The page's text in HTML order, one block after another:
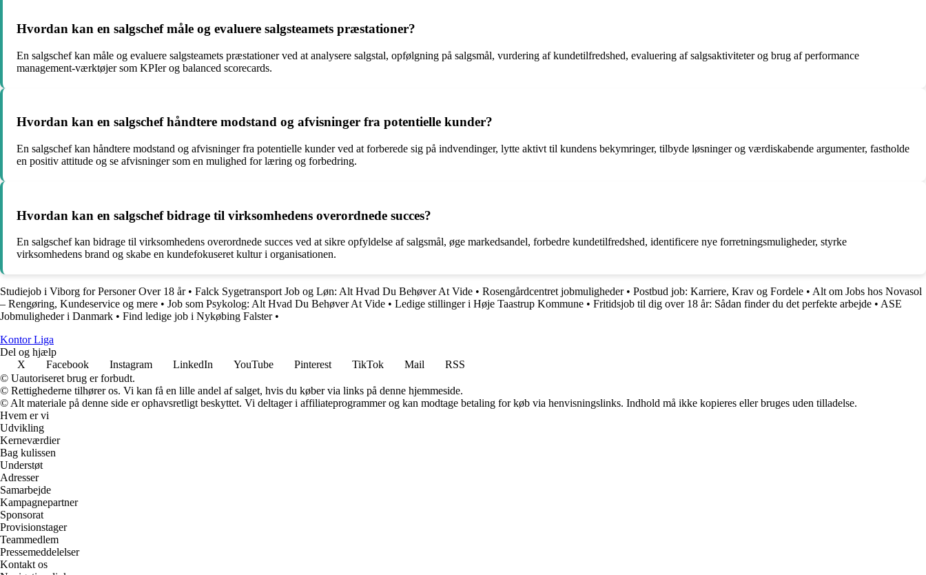
Hvordan kan en salgschef måle og evaluere salgsteamets præstationer?
En salgschef kan måle og evaluere salgsteamets præstationer ved at analysere salgstal, opfølgning på salgsmål, vurdering af kundetilfredshed, evaluering af salgsaktiviteter og brug af performance
management-værktøjer som KPIer og balanced scorecards.
Hvordan kan en salgschef håndtere modstand og afvisninger fra potentielle kunder?
En salgschef kan håndtere modstand og afvisninger fra potentielle kunder ved at forberede sig på indvendinger, lytte aktivt til kundens bekymringer, tilbyde løsninger og værdiskabende argumenter, fastholde
en positiv attitude og se afvisninger som en mulighed for læring og forbedring.
Hvordan kan en salgschef bidrage til virksomhedens overordnede succes?
En salgschef kan bidrage til virksomhedens overordnede succes ved at sikre opfyldelse af salgsmål, øge markedsandel, forbedre kundetilfredshed, identificere nye forretningsmuligheder, styrke
virksomhedens brand og skabe en kundefokuseret kultur i organisationen.
Studiejob i Viborg for Personer Over 18 år• Falck Sygetransport Job og Løn: Alt Hvad Du Behøver At Vide • Rosengårdcentret jobmuligheder• Postbud job: Karriere, Krav og Fordele • Alt om Jobs hos Novasol
– Rengøring, Kundeservice og mere • Job som Psykolog: Alt Hvad Du Behøver At Vide • Ledige stillinger i Høje Taastrup Kommune • Fritidsjob til dig over 18 år: Sådan finder du det perfekte arbejde • ASE
Jobmuligheder i Danmark • Find ledige job i Nykøbing Falster•
KontorLiga
Del og hjælp
X
Facebook Instagram LinkedIn YouTube Pinterest TikTok Mail
RSS
© Uautoriseret brug er forbudt.
© Rettighederne tilhører os. Vi kan få en lille andel af salget, hvis du køber via links på denne hjemmeside.
© Alt materiale på denne side er ophavsretligt beskyttet. Vi deltager i affiliateprogrammer og kan modtage betaling for køb via henvisningslinks. Indhold må ikke kopieres eller bruges uden tilladelse.
Hvem er vi
Udvikling
Kerneværdier
Bag kulissen
Understøt
Adresser
Samarbejde
Kampagnepartner
Sponsorat
Provisionstager
Teammedlem
Pressemeddelelser
Kontakt os